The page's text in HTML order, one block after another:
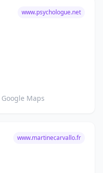
www.psychologue.net
Google Maps
www.martinecarvallo.fr